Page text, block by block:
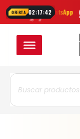
OFERTA 02:17:42
WhatsApp Envío
Búsqueda
productos